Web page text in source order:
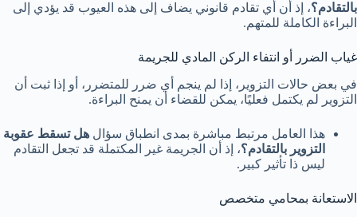
بالتقادم؟، إذ أن أي تقادم قانوني يضاف إلى هذه العيوب قد يؤدي إلى
البراءة الكاملة للمتهم.
غياب الضرر أو انتفاء الركن المادي للجريمة
في بعض حالات التزوير، إذا لم ينجم أي ضرر للمتضرر، أو إذا ثبت أن
التزوير لم يكتمل فعليًا، يمكن للقضاء أن يمنح البراءة.
هذا العامل مرتبط مباشرة بمدى انطباق سؤال هل تسقط عقوبة
التزوير بالتقادم؟، إذ أن الجريمة غير المكتملة قد تجعل التقادم
ليس ذا تأثير كبير.
الاستعانة بمحامي متخصص